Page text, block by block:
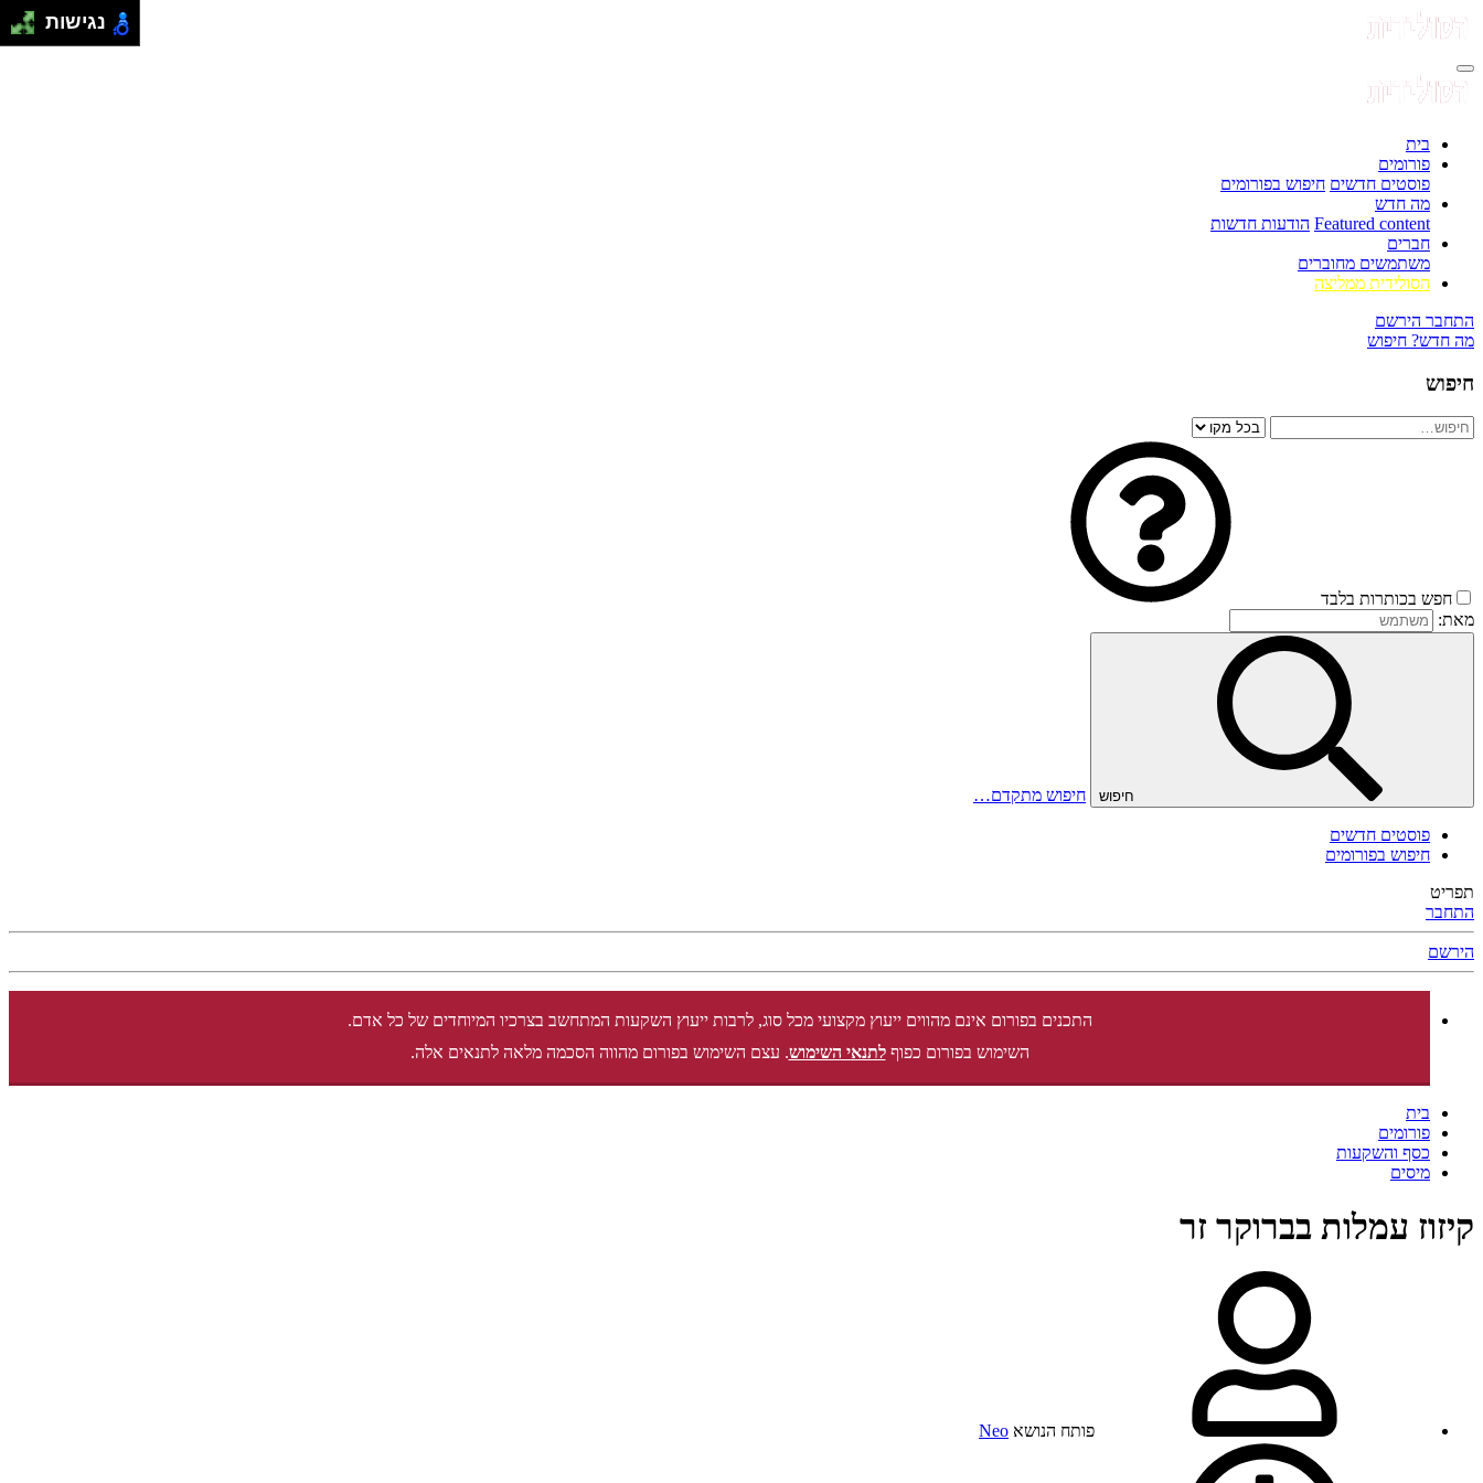
בית
פורומים
פוסטים חדשים חיפוש בפורומים
מה חדש
Featured content הודעות חדשות
חברים
משתמשים מחוברים
הסולידית ממליצה
התחבר הירשם
מה חדש? חיפוש
חיפוש
חפש בכותרות בלבד
מאת:
חיפוש חיפוש מתקדם…
פוסטים חדשים
חיפוש בפורומים
תפריט
התחבר
הירשם
התכנים בפורום אינם מהווים ייעוץ מקצועי מכל סוג, לרבות ייעוץ השקעות המתחשב בצרכיו המיוחדים של כל אדם.
השימוש בפורום כפוףלתנאי השימוש. עצם השימוש בפורום מהווה הסכמה מלאה לתנאים אלה.
בית
פורומים
כסף והשקעות
מיסים
קיזוז עמלות בברוקר זר
פותח הנושא Neo
נגישות